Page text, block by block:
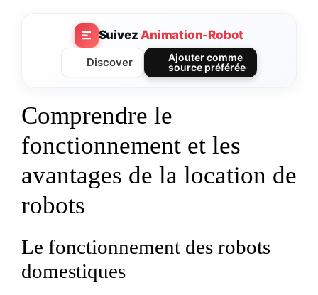
SuivezAnimation-Robot
Discover
Ajouter comme
source préférée
Comprendre le
fonctionnement et les
avantages de la location de
robots
Le fonctionnement des robots
domestiques